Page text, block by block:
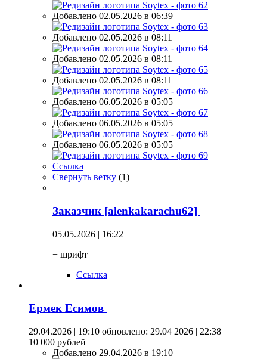
Добавлено 02.05.2026 в 06:39
Добавлено 02.05.2026 в 08:11
Добавлено 02.05.2026 в 08:11
Добавлено 02.05.2026 в 08:11
Добавлено 06.05.2026 в 05:05
Добавлено 06.05.2026 в 05:05
Добавлено 06.05.2026 в 05:05
Ссылка
Свернуть ветку (1)
Заказчик [alenkakarachu62]
05.05.2026 | 16:22
+ шрифт
Ссылка
Ермек Есимов
29.04.2026 | 19:10 обновлено: 29.04 2026 | 22:38
10 000 рублей
Добавлено 29.04.2026 в 19:10